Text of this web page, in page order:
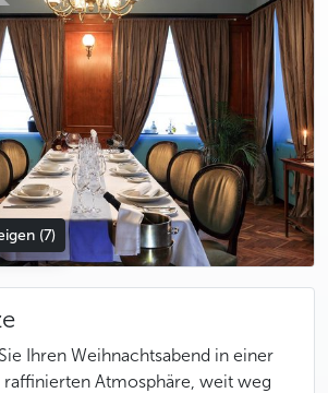
(7)
Ihren Weihnachtsabend in einer
raffinierten Atmosphäre, weit weg